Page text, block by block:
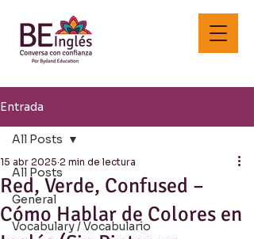
Entrada
All Posts
General
Vocabulary / Vocabulario
All Posts
Red, Verde, Confused –
Cómo Hablar de Colores en
15 abr 2025 2 min de lectura